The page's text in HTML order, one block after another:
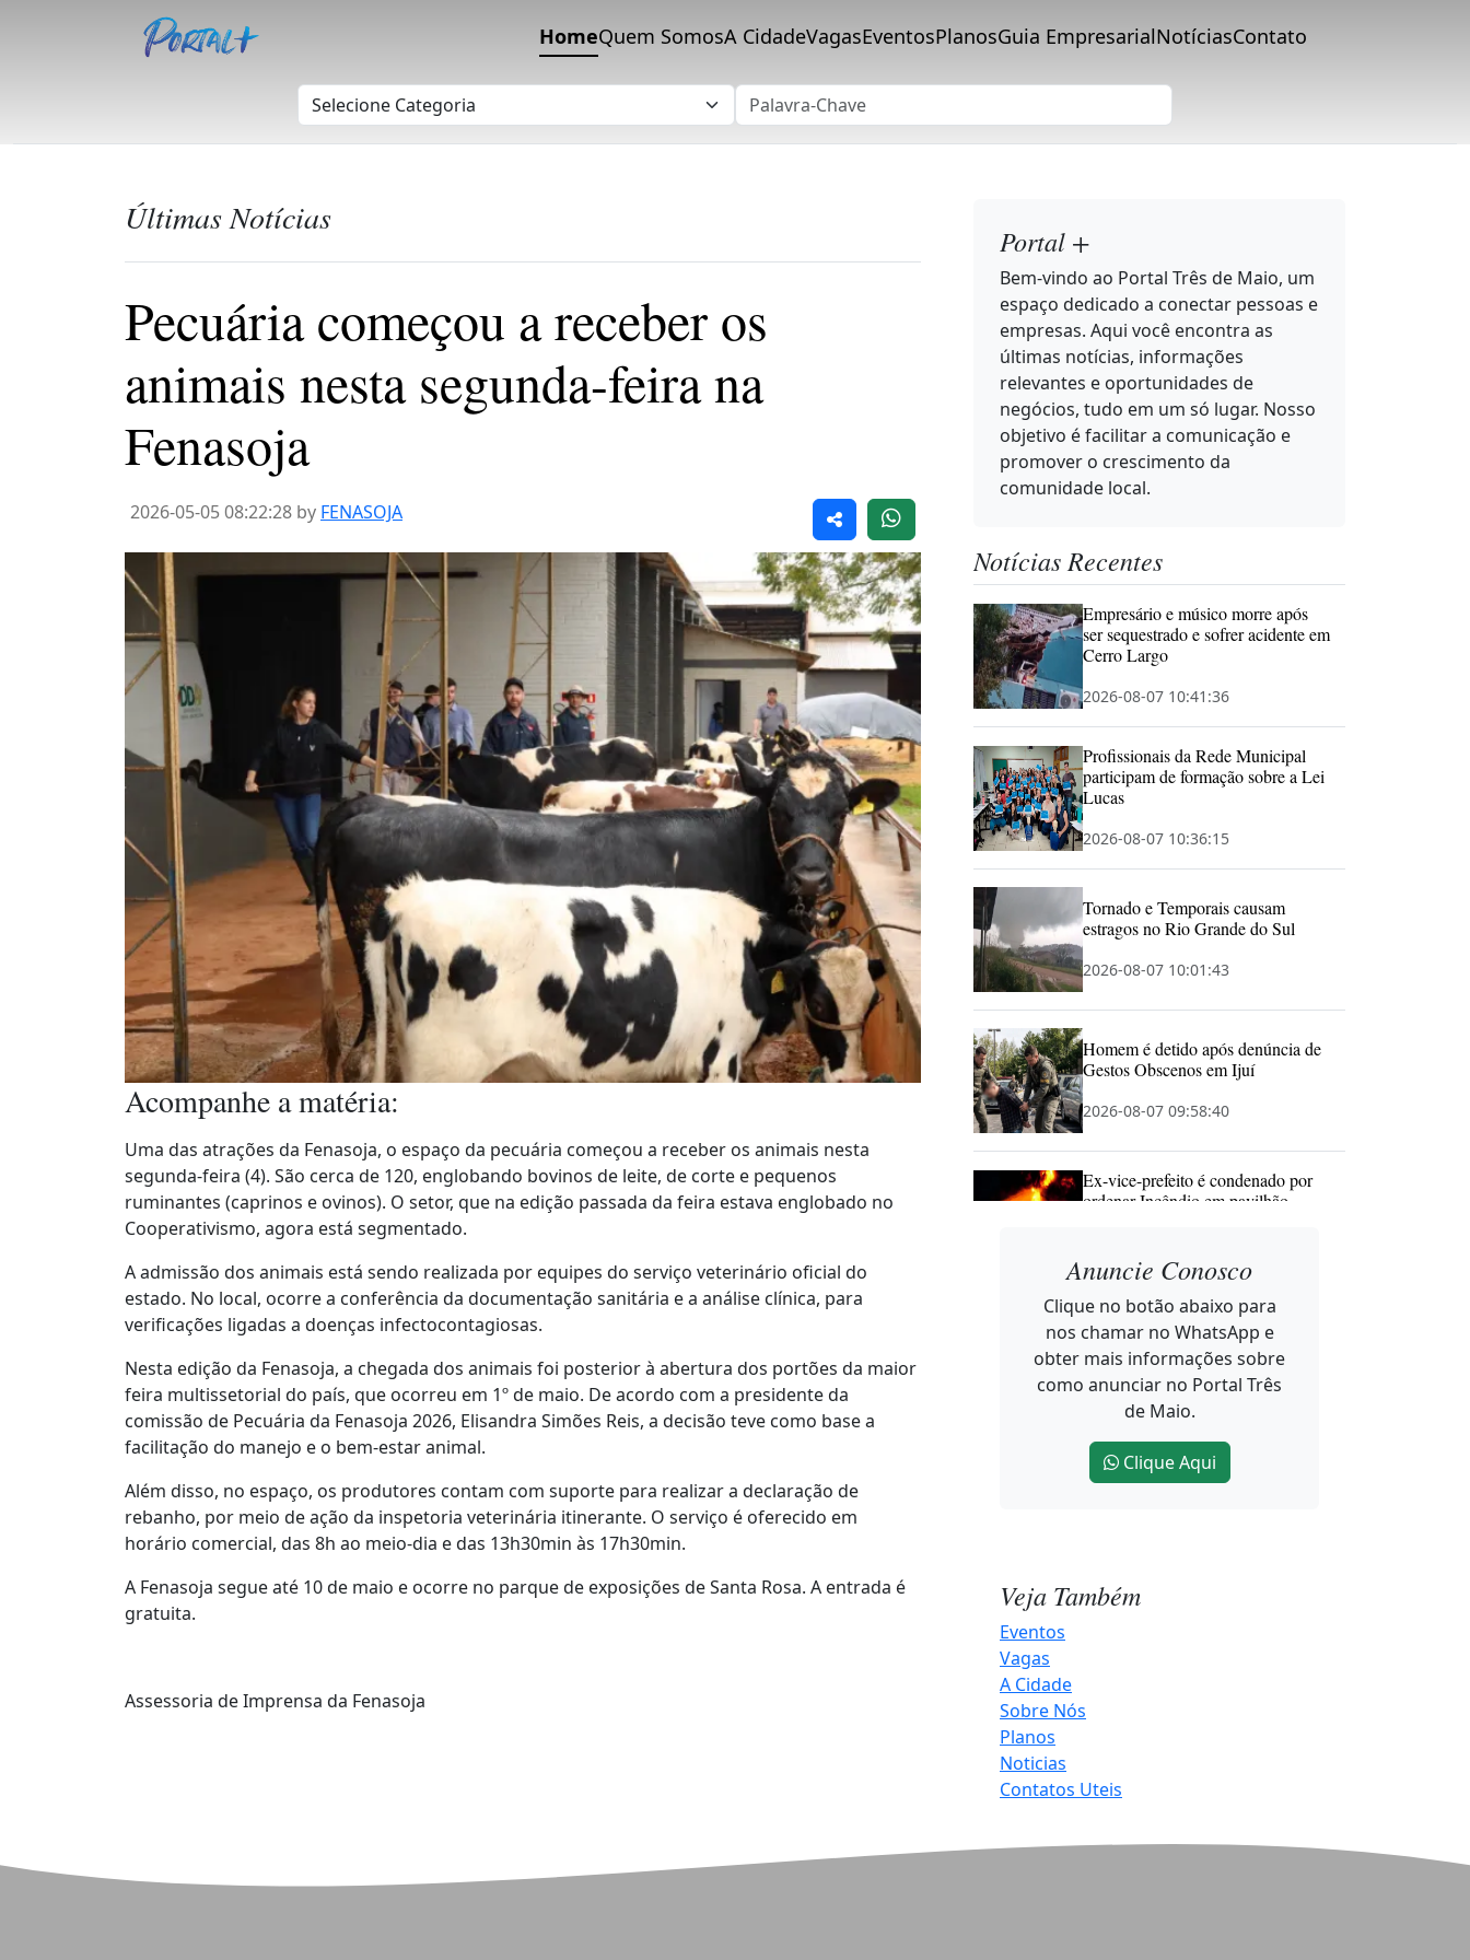
HomeQuem SomosA CidadeVagasEventosPlanosGuia EmpresarialNotíciasContato
Últimas Notícias
Pecuária começou a receber os
animais nesta segunda-feira na
Fenasoja
2026-05-05 08:22:28 by FENASOJA
Acompanhe a matéria:
Uma das atrações da Fenasoja, o espaço da pecuária começou a receber os animais nesta
segunda-feira (4). São cerca de 120, englobando bovinos de leite, de corte e pequenos
ruminantes (caprinos e ovinos). O setor, que na edição passada da feira estava englobado no
Cooperativismo, agora está segmentado.
A admissão dos animais está sendo realizada por equipes do serviço veterinário oficial do
estado. No local, ocorre a conferência da documentação sanitária e a análise clínica, para
verificações ligadas a doenças infectocontagiosas.
Nesta edição da Fenasoja, a chegada dos animais foi posterior à abertura dos portões da maior
feira multissetorial do país, que ocorreu em 1º de maio. De acordo com a presidente da
comissão de Pecuária da Fenasoja 2026, Elisandra Simões Reis, a decisão teve como base a
facilitação do manejo e o bem-estar animal.
Além disso, no espaço, os produtores contam com suporte para realizar a declaração de
rebanho, por meio de ação da inspetoria veterinária itinerante. O serviço é oferecido em
horário comercial, das 8h ao meio-dia e das 13h30min às 17h30min.
A Fenasoja segue até 10 de maio e ocorre no parque de exposições de Santa Rosa. A entrada é
gratuita.
Assessoria de Imprensa da Fenasoja
Portal +
Bem-vindo ao Portal Três de Maio, um
espaço dedicado a conectar pessoas e
empresas. Aqui você encontra as
últimas notícias, informações
relevantes e oportunidades de
negócios, tudo em um só lugar. Nosso
objetivo é facilitar a comunicação e
promover o crescimento da
comunidade local.
Notícias Recentes
Empresário e músico morre após
ser sequestrado e sofrer acidente em
Cerro Largo
2026-08-07 10:41:36
Profissionais da Rede Municipal
participam de formação sobre a Lei
Lucas
2026-08-07 10:36:15
Tornado e Temporais causam
estragos no Rio Grande do Sul
2026-08-07 10:01:43
Homem é detido após denúncia de
Gestos Obscenos em Ijuí
2026-08-07 09:58:40
Ex-vice-prefeito é condenado por
ordenar Incêndio em pavilhão
2026-08-07 09:57:20
Náthali Kuster inaugura consultório
de Odontologia Especializada em
Três de Maio
2026-08-07 09:46:19
Caminhos do Tempo apresenta
Rotas Turísticas de Três de Maio no
Happy Hour abre contagem
Maio
Anuncie Conosco
Clique no botão abaixo para
nos chamar no WhatsApp e
obter mais informações sobre
como anunciar no Portal Três
de Maio.
Clique Aqui
Veja Também
Eventos
Vagas
A Cidade
Sobre Nós
Planos
Noticias
Contatos Uteis